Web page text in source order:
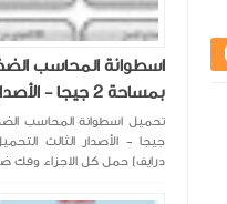
اسطوانة المحاسب
بمساحة 2 جيجا - الأصدار الثالث
جيجا - الأصدار الثالث
درايف) حمل كل الاجزاء